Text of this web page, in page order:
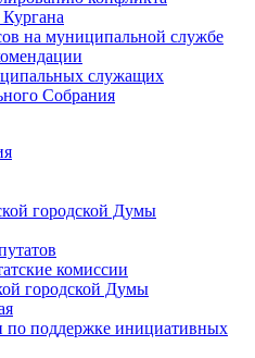
на муниципальной службе
служащих
Cобрания
городской Думы
комиссии
городской Думы
по поддержке инициативных